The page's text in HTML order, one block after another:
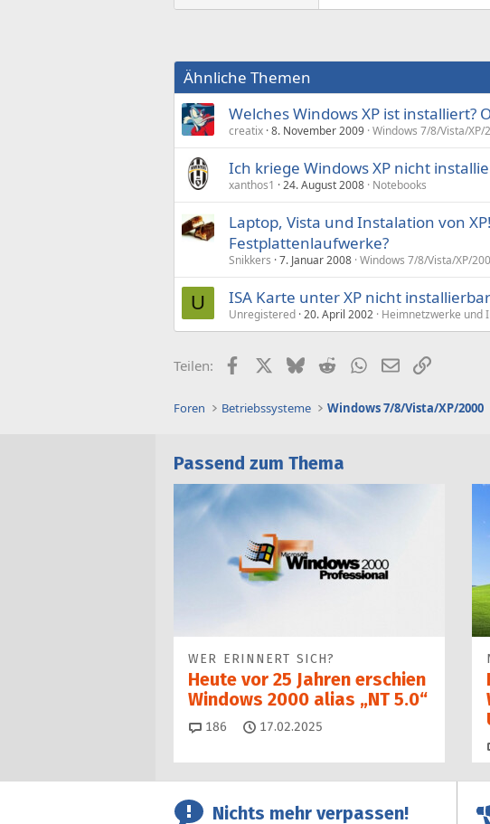
Ähnliche Themen
Welches Windows XP ist installiert?
creatix 8. November 2009 Windows 7/8/Vista/XP/
Ich kriege Windows XP nicht
xanthos1 24. August 2008 Notebooks
Laptop, Vista und Instalation von
Festplattenlaufwerke?
Snikkers 7. Januar 2008 Windows 7/8/Vista/XP/
U ISA Karte unter XP nicht installierbar
Unregistered 20. April 2002 Heimnetzwerke und
Teilen: FacebookX (Twitter)
BlueskyRedditWhatsApp
E-MailLink
Foren Betriebssysteme Windows 7/8/Vista/XP/2000
Passend zum Thema
WER ERINNERT SICH?
Heute vor 25 Jahren erschien
Windows 2000 alias „NT 5.0“
186 Kommentare
17.02.2025
Nichts mehr verpassen!